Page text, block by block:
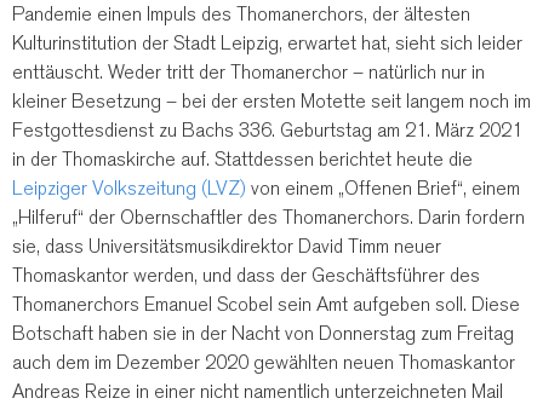
Pandemie einen Impuls des Thomanerchors, der ältesten
Kulturinstitution der Stadt Leipzig, erwartet hat, sieht sich leider
enttäuscht. Weder tritt der Thomanerchor – natürlich nur in
kleiner Besetzung – bei der ersten Motette seit langem noch im
Festgottesdienst zu Bachs 336. Geburtstag am 21. März 2021
in der Thomaskirche auf. Stattdessen berichtet heute die
Leipziger Volkszeitung (LVZ) von einem „Offenen Brief“, einem
„Hilferuf“ der Obernschaftler des Thomanerchors. Darin fordern
sie, dass Universitätsmusikdirektor David Timm neuer
Thomaskantor werden, und dass der Geschäftsführer des
Thomanerchors Emanuel Scobel sein Amt aufgeben soll. Diese
Botschaft haben sie in der Nacht von Donnerstag zum Freitag
auch dem im Dezember 2020 gewählten neuen Thomaskantor
Andreas Reize in einer nicht namentlich unterzeichneten Mail